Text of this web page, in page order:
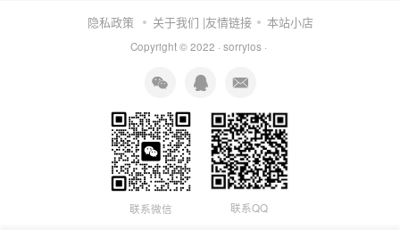
隐私政策 关于我们 |友情链接 本站小店
Copyright © 2022 · sorryios ·
联系微信 联系QQ